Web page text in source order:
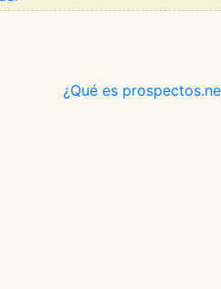
¿Qué es